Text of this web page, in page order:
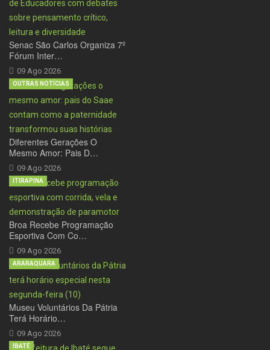
Senac São Carlos Organiza 7º
Fórum Inter…
09 Ago 2026
Diferentes Gerações O
Mesmo Amor: Pais D…
09 Ago 2026
OUTRAS NOTÍCIAS
Broa Recebe Programação
Esportiva Com Co…
09 Ago 2026
ITIRAPINA
Museu Voluntários Da Pátria
Terá Horário…
09 Ago 2026
ARARAQUARA
IBATÉ